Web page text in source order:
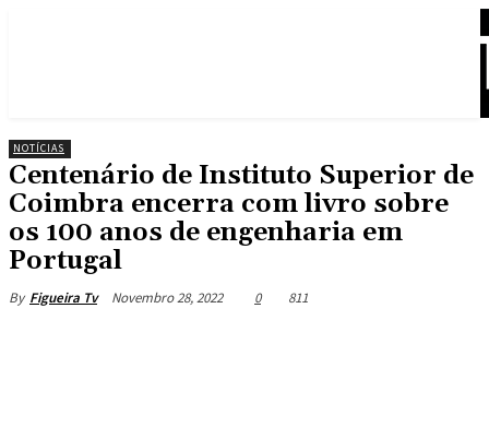
NOTÍCIAS
Centenário de Instituto Superior de
Coimbra encerra com livro sobre
os 100 anos de engenharia em
Portugal
By Figueira Tv Novembro 28, 2022 0 811